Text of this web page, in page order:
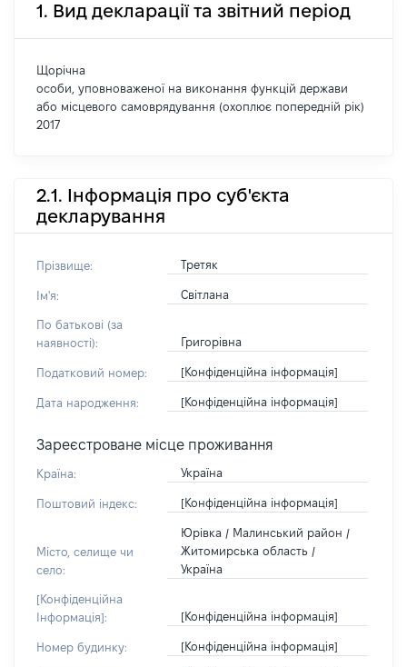
1. Вид декларації та звітний період
Щорічна
особи, уповноваженої на виконання функцій держави
або місцевого самоврядування (охоплює попередній рік)
2017
2.1. Інформація про суб'єкта
декларування
Прізвище: Третяк
Ім'я: Світлана
По батькові (за
наявності):
Григорівна
Податковий номер: [Конфіденційна інформація]
Дата народження: [Конфіденційна інформація]
Зареєстроване місце проживання
Країна: Україна
Поштовий індекс: [Конфіденційна інформація]
Місто, селище чи
село:
Юрівка / Малинський район /
Житомирська область /
Україна
[Конфіденційна
Інформація]:
[Конфіденційна інформація]
Номер будинку: [Конфіденційна інформація]